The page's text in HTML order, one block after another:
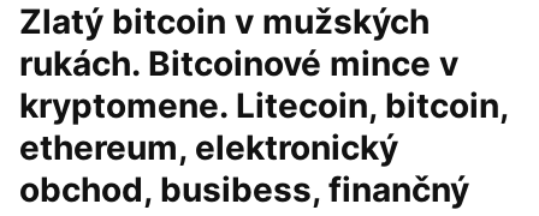
Zlatý bitcoin v mužských
rukách. Bitcoinové mince v
kryptomene. Litecoin, bitcoin,
ethereum, elektronický
obchod, busibess, finančný